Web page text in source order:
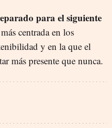
para el siguiente
centrada en los
y en la que el
más presente que nunca.